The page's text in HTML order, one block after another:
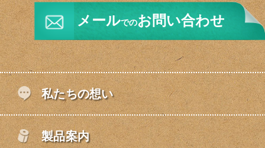
メールでのお問い合わせ
私たちの想い
製品案内